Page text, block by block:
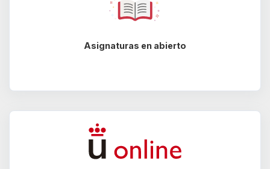
Asignaturas en abierto